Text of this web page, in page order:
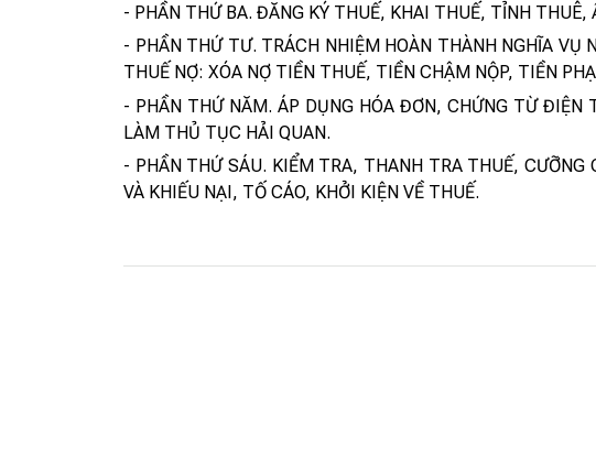
- PHẦN THỨ BA. ĐĂNG KÝ THUẾ, KHAI THUẾ, TỈNH THUÊ,
- PHẦN THỨ TƯ. TRÁCH NHIỆM HOÀN THÀNH NGHĨA
THUẾ NỢ: XÓA NỢ TIỀN THUẾ, TIỀN CHẬM NỘP, TIỀN
- PHẦN THỨ NĂM. ÁP DỤNG HÓA ĐƠN, CHỨNG TỪ
LÀM THỦ TỤC HẢI QUAN.
- PHẦN THỨ SÁU. KIỂM TRA, THANH TRA THUẾ,
VÀ KHIẾU NẠI, TỐ CÁO, KHỞI KIỆN VỀ THUẾ.